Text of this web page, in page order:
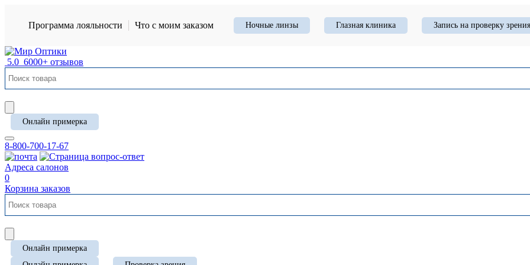
Программа лояльности Что с моим заказом Ночные линзы Глазная клиника Запись на проверку зрения
5.0 6000+ отзывов
Онлайн примерка
8-800-700-17-67
Адреса салонов
0
Корзина заказов
Онлайн примерка